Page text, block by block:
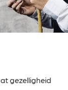
gezelligheid